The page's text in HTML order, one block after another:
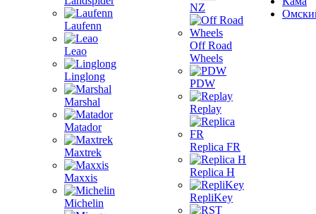
Laufenn
Leao
Linglong
Marshal
Matador
Maxtrek
Maxxis
Michelin
NZ
Off Road
Wheels
PDW
Replay
Replica FR
Replica H
RepliKey